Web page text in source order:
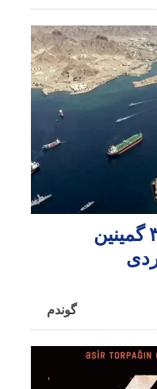
آمریکا ایرانا گئدن ۳۵ گمینین
گوندم